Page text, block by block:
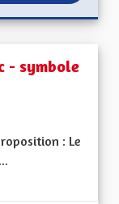
- symbole
: Le